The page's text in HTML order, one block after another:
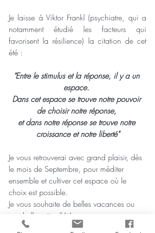
Je laisse à Viktor Frankl (psychiatre, qui a
notamment étudié les facteurs qui
favorisent la résilience) la citation de cet
été :
"Entre le stimulus et la réponse, il y a un
espace.
Dans cet espace se trouve notre pouvoir
de choisir notre réponse,
et dans notre réponse se trouve notre
croissance et notre liberté"
Je vous retrouverai avec grand plaisir, dès
le mois de Septembre, pour méditer
ensemble et cultiver cet espace où le
choix est possible.
Je vous souhaite de belles vacances ou
une belle suite d'été.